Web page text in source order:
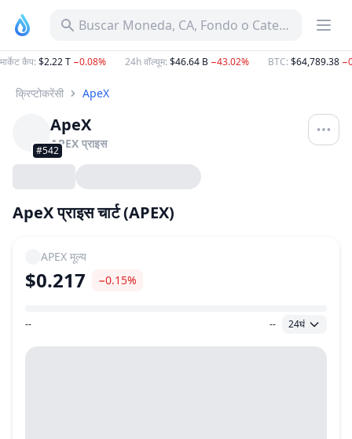
Buscar Moneda, CA, Fondo o Categoría
मार्केट कैप: $2.22 T −0.08% 24h वॉल्यूम: $46.64 B −43.02% BTC: $64,789.38
क्रिप्टोकरेंसी ApeX
#542
ApeX
APEX प्राइस
ApeX प्राइस चार्ट (APEX)
APEX मूल्य
$0.217 −0.15%
मूल्य सीमा
-- -- 24घं